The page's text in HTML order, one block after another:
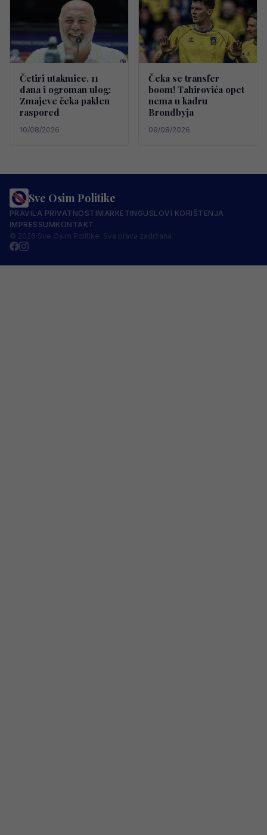
Četiri utakmice, 11
dana i ogroman ulog:
Zmajeve čeka paklen
raspored
10/08/2026
Čeka se transfer
boom! Tahirovića opet
nema u kadru
Brondbyja
09/08/2026
Sve Osim Politike
PRAVILA PRIVATNOSTIMARKETINGUSLOVI KORIŠTENJA
IMPRESSUMKONTAKT
© 2026 Sve Osim Politike. Sva prava zadržana.